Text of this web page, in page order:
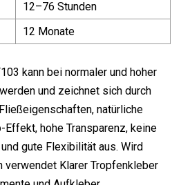
12–76 Stunden
12 Monate
kann bei normaler und hoher
und zeichnet sich durch
natürliche
Effekt, hohe Transparenz, keine
gute Flexibilität aus. Wird
Klarer Tropfenkleber